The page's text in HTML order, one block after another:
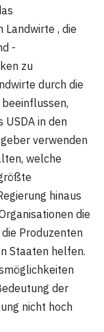
, die
-
zu
durch die
in den
verwenden
welche
hinaus
die
Produzenten
Staaten helfen.
der
nicht hoch